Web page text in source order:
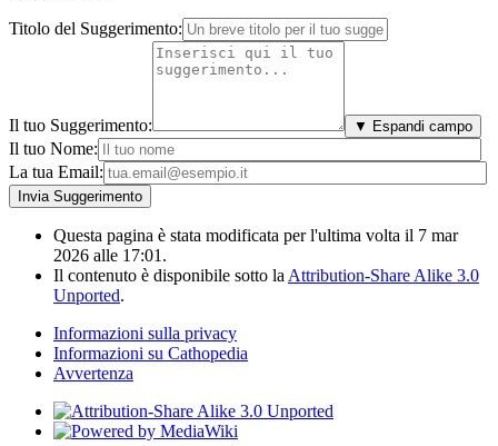
Titolo del Suggerimento:
Il tuo Suggerimento: ▼ Espandi campo
Il tuo Nome:
La tua Email:
Questa pagina è stata modificata per l'ultima volta il 7 mar
2026 alle 17:01.
Il contenuto è disponibile sotto la Attribution-Share Alike 3.0
Unported.
Informazioni sulla privacy
Informazioni su Cathopedia
Avvertenza